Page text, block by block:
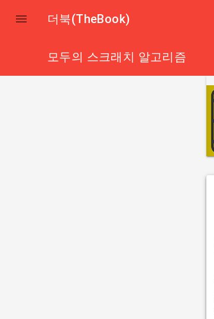
 더북(TheBook)
모두의 스크래치 알고리즘